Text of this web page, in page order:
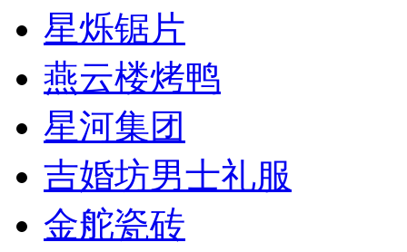
星烁锯片
燕云楼烤鸭
星河集团
吉婚坊男士礼服
金舵瓷砖